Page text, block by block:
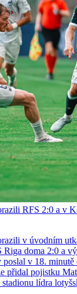
RFS 2:0 a v
v úvodním
doma 2:0 a
poslal v 18.
přidal pojistku
lídra